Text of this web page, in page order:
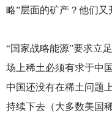
略”层面的矿产？他们又
“国家战略能源”要求立
场上稀土必须有求于中
中国还没有在稀土问题
持续下去（大多数美国